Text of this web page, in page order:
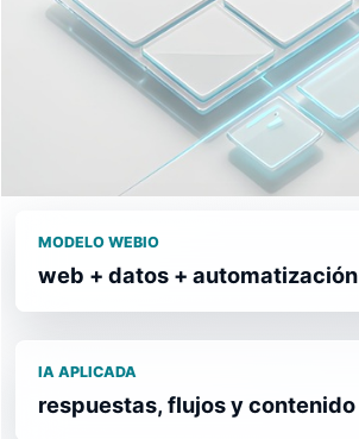
MODELO WEBIO
web + datos + automatización
IA APLICADA
respuestas, flujos y contenido